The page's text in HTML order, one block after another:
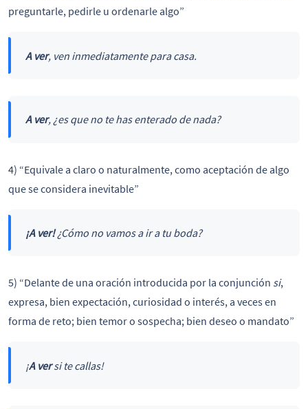
preguntarle, pedirle u ordenarle algo”
A ver, ven inmediatamente para casa.
A ver, ¿es que no te has enterado de nada?
4) “Equivale a claro o naturalmente, como aceptación de algo
que se considera inevitable”
¡A ver!¿Cómo no vamos a ir a tu boda?
5) “Delante de una oración introducida por la conjunción si,
expresa, bien expectación, curiosidad o interés, a veces en
forma de reto; bien temor o sospecha; bien deseo o mandato”
¡A versi te callas!